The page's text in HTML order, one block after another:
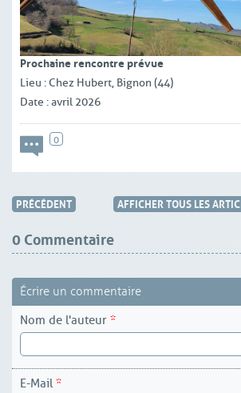
Prochaine rencontre prévue
Lieu : Chez Hubert, Bignon (44)
Date : avril 2026
0
PRÉCÉDENT AFFICHER TOUS LES
0 Commentaire
Écrire un commentaire
Nom de l'auteur *
E-Mail*